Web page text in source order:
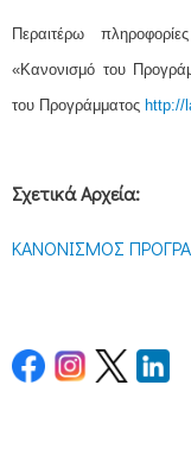
Περαιτέρω
«Κανονισμό του
του Προγράμματος http://
Σχετικά Αρχεία:
ΚΑΝΟΝΙΣΜΟΣ